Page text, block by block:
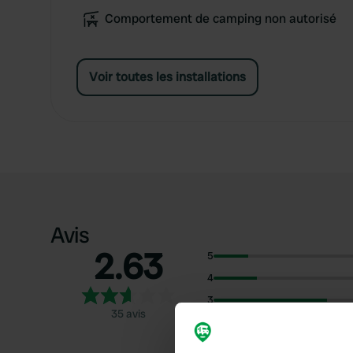
Comportement de camping non autorisé
Voir toutes les installations
Avis
2.63
35 avis
5
4
3
2
1